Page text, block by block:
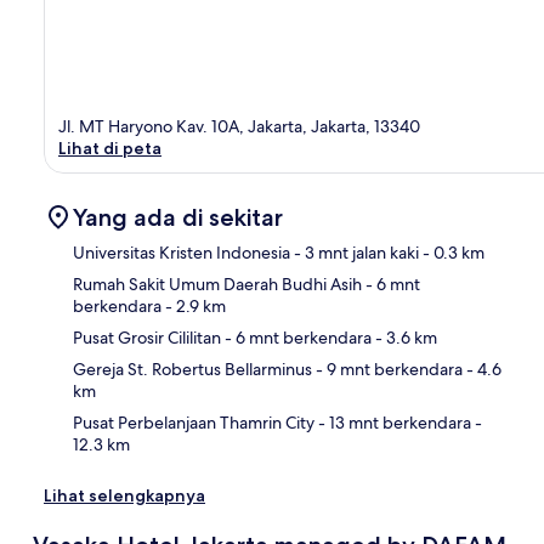
Jl. MT Haryono Kav. 10A, Jakarta, Jakarta, 13340
Lihat di peta
Yang ada di sekitar
Universitas Kristen Indonesia- 3 mnt jalan kaki- 0.3 km
Rumah Sakit Umum Daerah Budhi Asih- 6 mnt
berkendara- 2.9 km
Pusat Grosir Cililitan- 6 mnt berkendara- 3.6 km
Gereja St. Robertus Bellarminus- 9 mnt berkendara- 4.6
km
Pusat Perbelanjaan Thamrin City- 13 mnt berkendara-
12.3 km
Lihat selengkapnya